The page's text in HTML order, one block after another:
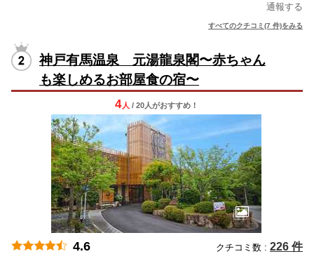
通報する
すべてのクチコミ(7 件)をみる
神戸有馬温泉 元湯龍泉閣〜赤ちゃん
も楽しめるお部屋食の宿〜
4人 / 20人がおすすめ！
4.6 クチコミ数 : 226 件